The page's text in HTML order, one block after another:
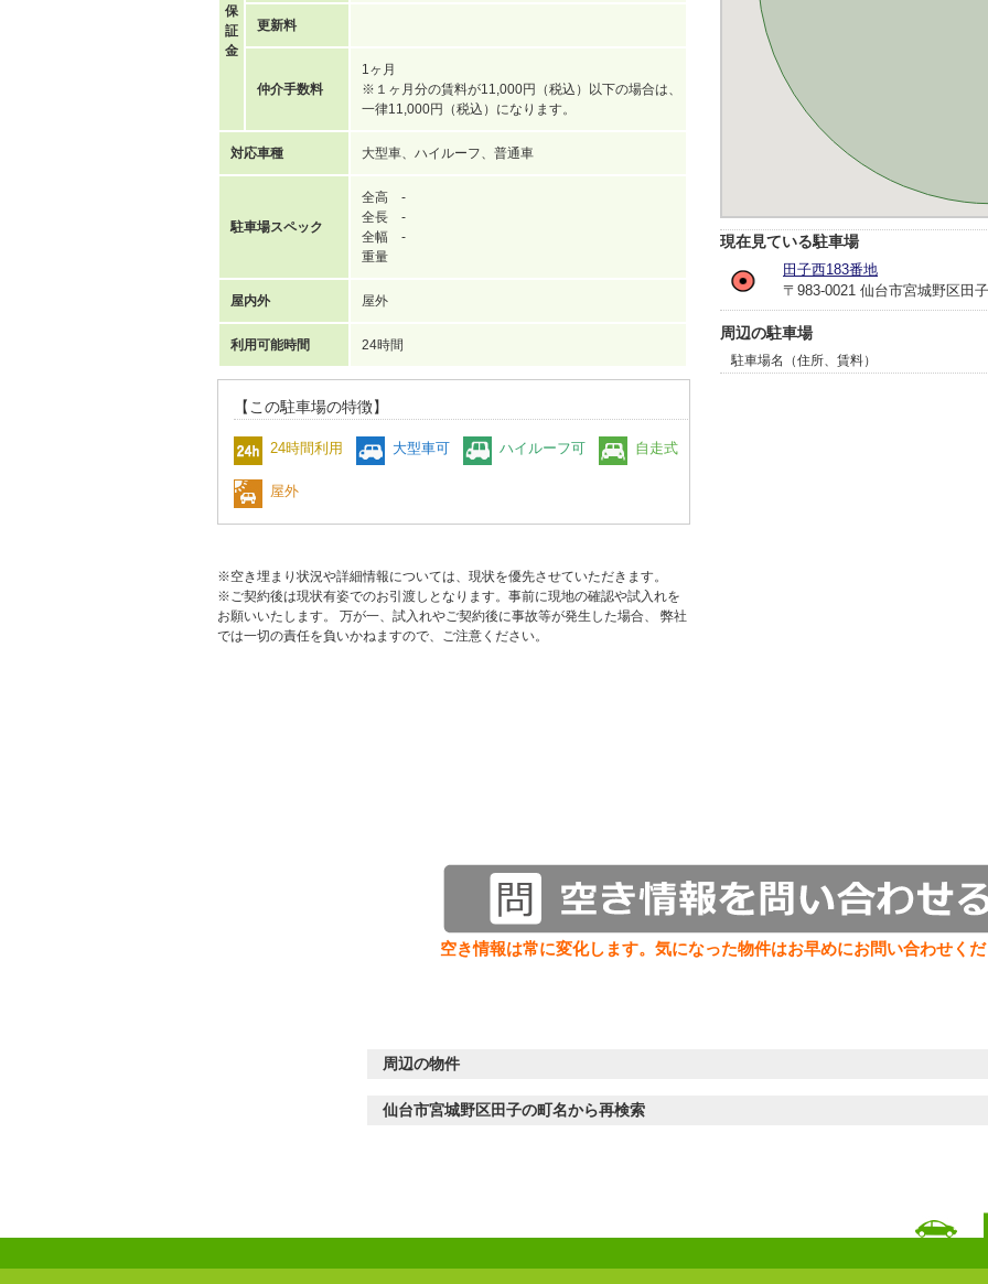
保
証
金
更新料
仲介手数料
1ヶ月
※１ヶ月分の賃料が11,000円（税込）以下の場合は、
一律11,000円（税込）になります。
対応車種 大型車、ハイルーフ、普通車
駐車場スペック
全高 -
全長 -
全幅 -
重量
屋内外 屋外
利用可能時間 24時間
【この駐車場の特徴】
24時間利用 大型車可 ハイルーフ可 自走式
屋外
※空き埋まり状況や詳細情報については、現状を優先させていただきます。
※ご契約後は現状有姿でのお引渡しとなります。事前に現地の確認や試入れを
お願いいたします。 万が一、試入れやご契約後に事故等が発生した場合、 弊社
では一切の責任を負いかねますので、ご注意ください。
現在見ている駐車場
田子西183番地
〒983-0021 仙台市宮城野区田
周辺の駐車場
駐車場名（住所、賃料）
空き情報は常に変化します。気になった物件はお早めにお問い合わせく
周辺の物件
仙台市宮城野区田子の町名から再検索